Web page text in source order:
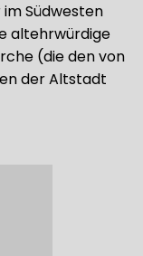
Südwesten
altehrwürdige
(die den von
der Altstadt